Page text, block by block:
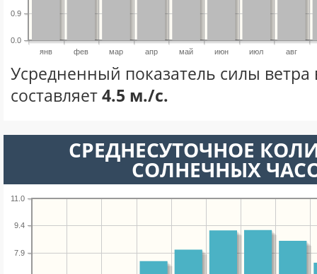
янв фев мар апр май июн июл авг
0.0
0.9
Усредненный показатель силы ветра
составляет4.5 м./с.
СРЕДНЕСУТОЧНОЕ
СОЛНЕЧНЫХ
7.9
9.4
11.0